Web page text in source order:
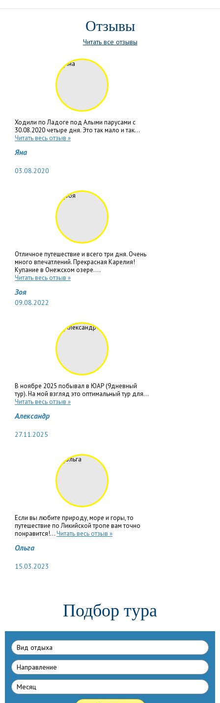
Читать все отзывы
Отзывы
Ходили по Ладоге под Алыми парусами с
30.08.2020 четыре дня. Это так мало и так...
Читать весь отзыв »
Яна
03.08.2020
Отличное путешествие и всего три дня. Очень
много впечатлений. Прекрасная Карелия!
Купание в Онежском озере....
Читать весь отзыв »
Зоя
09.08.2022
В ноябре 2025 побывал в ЮАР (9дневный
тур). На мой взгляд это оптимальный тур для...
Читать весь отзыв »
Александр
27.11.2025
Если вы любите природу, море и горы, то
путешествие по Ликийской тропе вам точно
понравится!...Читать весь отзыв »
Ольга
15.03.2023
Подбор тура
Вид отдыха
Направлениe
Месяц